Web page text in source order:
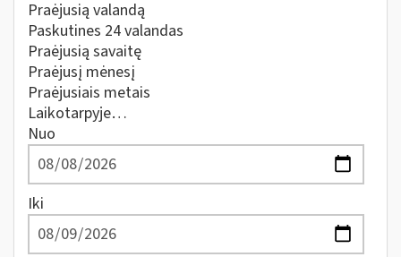
Praėjusią valandą
Paskutines 24 valandas
Praėjusią savaitę
Praėjusį mėnesį
Praėjusiais metais
Laikotarpyje…
Nuo
Iki